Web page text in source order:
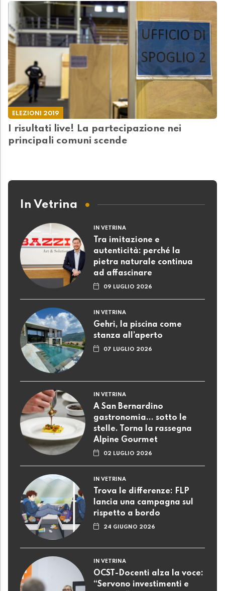
ELEZIONI 2019
I risultati live! La partecipazione nei
principali comuni scende
In Vetrina
IN VETRINA
Tra imitazione e
autenticità: perché la
pietra naturale continua
ad affascinare
09 LUGLIO 2026
IN VETRINA
Gehri, la piscina come
stanza all’aperto
07 LUGLIO 2026
IN VETRINA
A San Bernardino
gastronomia... sotto le
stelle. Torna la rassegna
Alpine Gourmet
02 LUGLIO 2026
IN VETRINA
Trova le differenze: FLP
lancia una campagna sul
rispetto a bordo
24 GIUGNO 2026
IN VETRINA
OCST-Docenti alza la voce:
“Servono investimenti e